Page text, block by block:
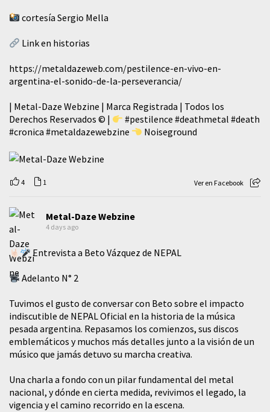
cortesía Sergio Mella
Link en historias
https://metaldazeweb.com/pestilence-en-vivo-en-
argentina-el-sonido-de-la-perseverancia/
| Metal-Daze Webzine | Marca Registrada | Todos los
Derechos Reservados © |
#pestilence #deathmetal #death
#cronica #metaldazewebzine Noiseground
4 1 Ver en Facebook
Metal-Daze Webzine
4 days ago
Entrevista a Beto Vázquez de NEPAL
Adelanto N° 2
Tuvimos el gusto de conversar con Beto sobre el impacto
indiscutible de NEPAL Oficial en la historia de la música
pesada argentina. Repasamos los comienzos, sus discos
emblemáticos y muchos más detalles junto a la visión de un
músico que jamás detuvo su marcha creativa.
​Una charla a fondo con un pilar fundamental del metal
nacional, y dónde en cierta medida, revivimos el legado, la
vigencia y el camino recorrido en la escena.